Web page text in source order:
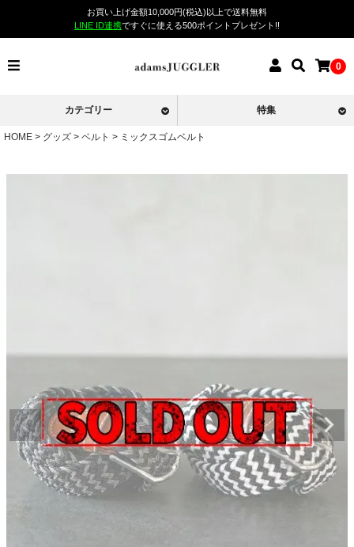
お買い上げ金額10,000円(税込)以上で送料無料
LINE ID連携ですぐに使える500ポイントプレゼント!!
0
カテゴリー 特集
HOME グッズ ベルト ミックスゴムベルト